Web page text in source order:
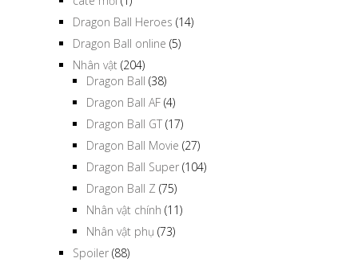
Dragon Ball Heroes (14)
Dragon Ball online (5)
Nhân vật (204)
Dragon Ball (38)
Dragon Ball AF (4)
Dragon Ball GT (17)
Dragon Ball Movie (27)
Dragon Ball Super (104)
Dragon Ball Z (75)
Nhân vật chính (11)
Nhân vật phụ (73)
Spoiler (88)